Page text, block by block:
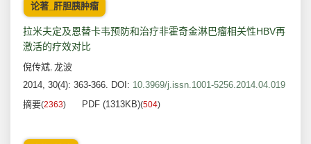
论著_肝胆胰肿瘤
拉米夫定及恩替卡韦预防和治疗非霍奇金淋巴瘤相关性HBV再
激活的疗效对比
倪传斌, 龙波
2014, 30(4): 363-366. DOI: 10.3969/j.issn.1001-5256.2014.04.019
摘要(2363) PDF (1313KB)(504)